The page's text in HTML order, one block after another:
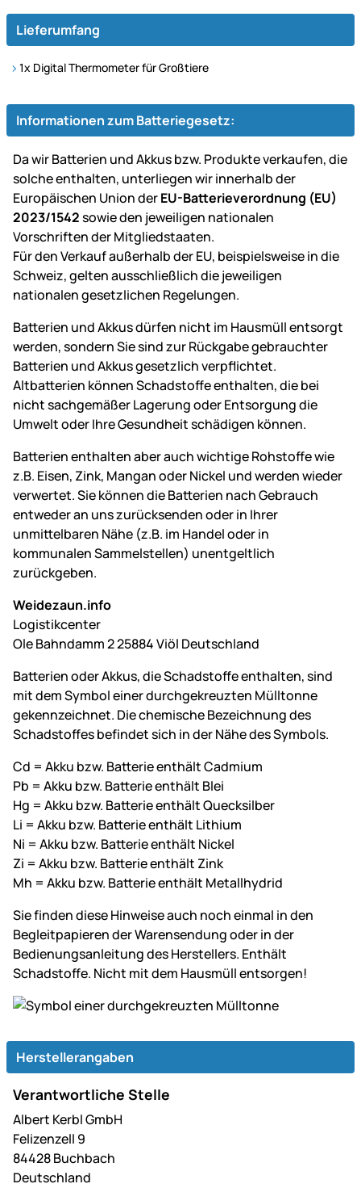
Lieferumfang
1x Digital Thermometer für Großtiere
Informationen zum Batteriegesetz:
Da wir Batterien und Akkus bzw. Produkte verkaufen, die
solche enthalten, unterliegen wir innerhalb der
Europäischen Union derEU-Batterieverordnung (EU)
2023/1542sowie den jeweiligen nationalen
Vorschriften der Mitgliedstaaten.
Für den Verkauf außerhalb der EU, beispielsweise in die
Schweiz, gelten ausschließlich die jeweiligen
nationalen gesetzlichen Regelungen.
Batterien und Akkus dürfen nicht im Hausmüll entsorgt
werden, sondern Sie sind zur Rückgabe gebrauchter
Batterien und Akkus gesetzlich verpflichtet.
Altbatterien können Schadstoffe enthalten, die bei
nicht sachgemäßer Lagerung oder Entsorgung die
Umwelt oder Ihre Gesundheit schädigen können.
Batterien enthalten aber auch wichtige Rohstoffe wie
z.B. Eisen, Zink, Mangan oder Nickel und werden wieder
verwertet. Sie können die Batterien nach Gebrauch
entweder an uns zurücksenden oder in Ihrer
unmittelbaren Nähe (z.B. im Handel oder in
kommunalen Sammelstellen) unentgeltlich
zurückgeben.
Weidezaun.info
Logistikcenter
Ole Bahndamm 2 25884 Viöl Deutschland
Batterien oder Akkus, die Schadstoffe enthalten, sind
mit dem Symbol einer durchgekreuzten Mülltonne
gekennzeichnet. Die chemische Bezeichnung des
Schadstoffes befindet sich in der Nähe des Symbols.
Cd = Akku bzw. Batterie enthält Cadmium
Pb = Akku bzw. Batterie enthält Blei
Hg = Akku bzw. Batterie enthält Quecksilber
Li = Akku bzw. Batterie enthält Lithium
Ni = Akku bzw. Batterie enthält Nickel
Zi = Akku bzw. Batterie enthält Zink
Mh = Akku bzw. Batterie enthält Metallhydrid
Sie finden diese Hinweise auch noch einmal in den
Begleitpapieren der Warensendung oder in der
Bedienungsanleitung des Herstellers. Enthält
Schadstoffe. Nicht mit dem Hausmüll entsorgen!
Herstellerangaben
Verantwortliche Stelle
Albert Kerbl GmbH
Felizenzell 9
84428 Buchbach
Deutschland